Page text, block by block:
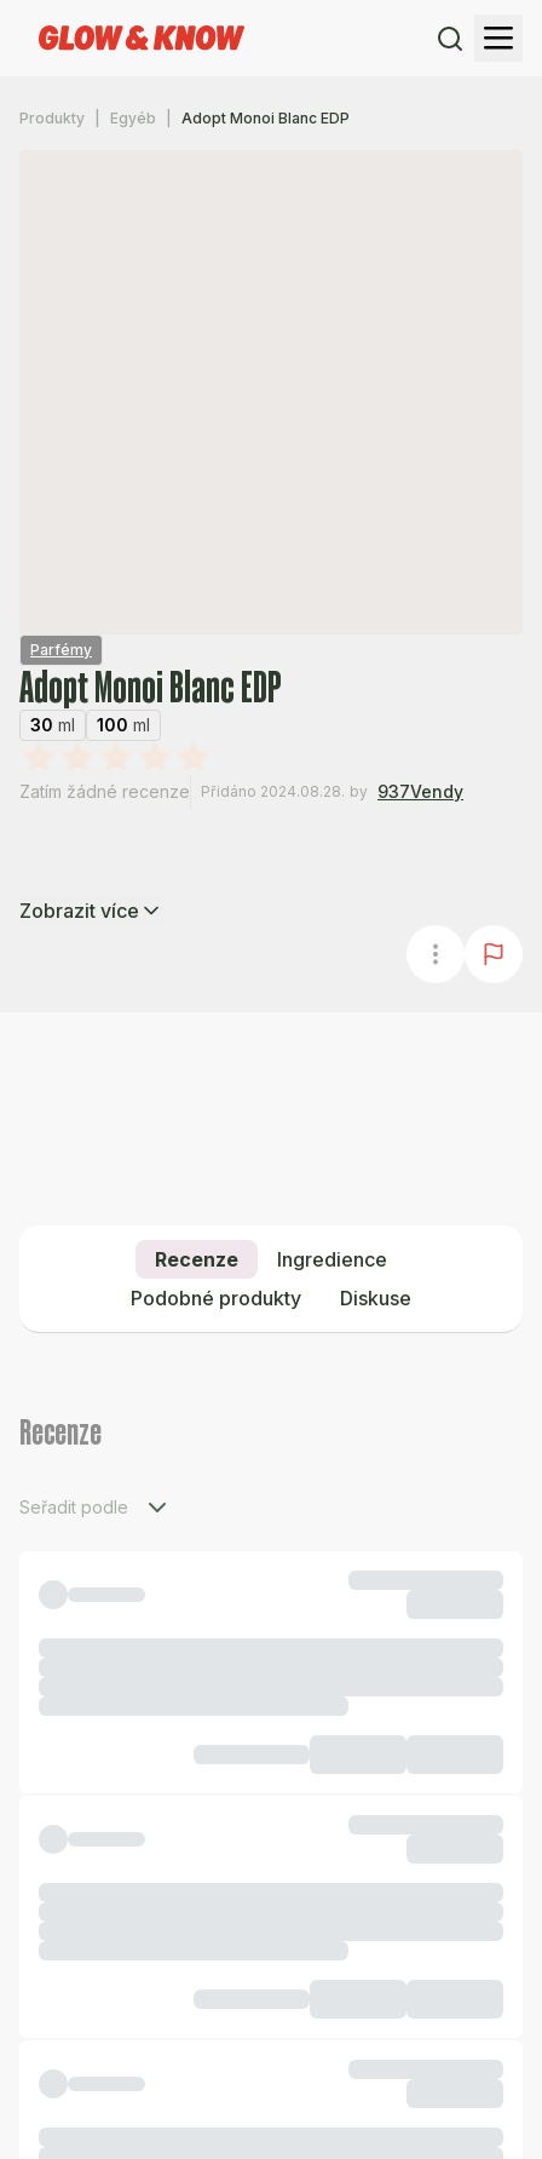
Produkty Egyéb Adopt Monoi Blanc EDP
Parfémy
Adopt Monoi Blanc EDP
30 ml 100 ml
Zatím žádné recenze Přidáno 2024.08.28. by 937Vendy
Zobrazit více
Recenze
Ingredience
Podobné produkty
Diskuse
Recenze
Seřadit podle